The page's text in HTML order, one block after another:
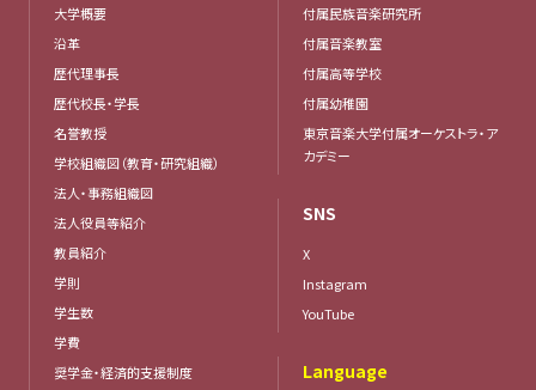
大学概要
沿革
歴代理事長
歴代校長・学長
名誉教授
学校組織図（教育・研究組織）
法人・事務組織図
法人役員等紹介
教員紹介
学則
学生数
学費
奨学金・経済的支援制度
付属民族音楽研究所
付属音楽教室
付属高等学校
付属幼稚園
東京音楽大学付属オーケストラ・ア
カデミー
SNS
X
Instagram
YouTube
Language